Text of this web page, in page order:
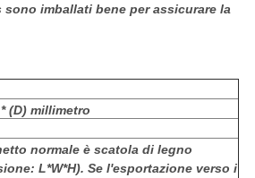
imballati bene per assicurare la
(D) millimetro
normale è scatola di legno
L*W*H). Se l'esportazione verso i